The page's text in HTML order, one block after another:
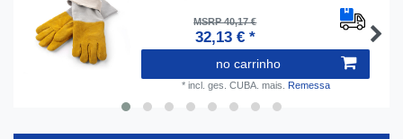
MSRP 40,17 €
32,13 € *
no carrinho
* incl. ges. CUBA. mais. Remessa